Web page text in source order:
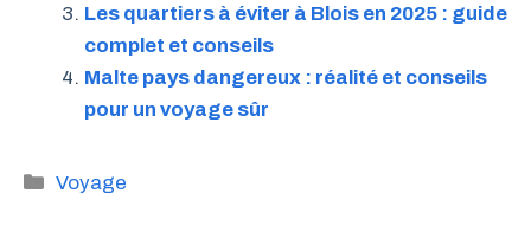
Les quartiers à éviter à Blois en 2025 : guide
complet et conseils
Malte pays dangereux : réalité et conseils
pour un voyage sûr
Catégories
Voyage